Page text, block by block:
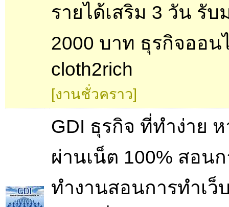
รายได้เสริม 3 วัน รับ
2000 บาท ธุรกิจออน
cloth2rich
[งานชั่วคราว]
GDI ธุรกิจ ที่ทำง่าย
ผ่านเน็ต 100% สอน
ทำงานสอนการทำเว็